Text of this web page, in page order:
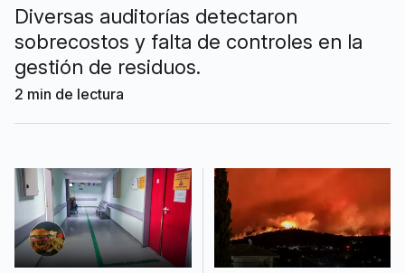
Diversas auditorías detectaron
sobrecostos y falta de controles en la
gestión de residuos.
2 min de lectura